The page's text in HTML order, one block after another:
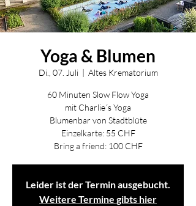
Yoga & Blumen
Di., 07. Juli
  |
Altes Krematorium
60 Minuten Slow Flow Yoga
mit Charlie´s Yoga
Blumenbar von Stadtblüte
Einzelkarte: 55 CHF
Bring a friend: 100 CHF
Leider ist der Termin ausgebucht.
Weitere Termine gibts hier